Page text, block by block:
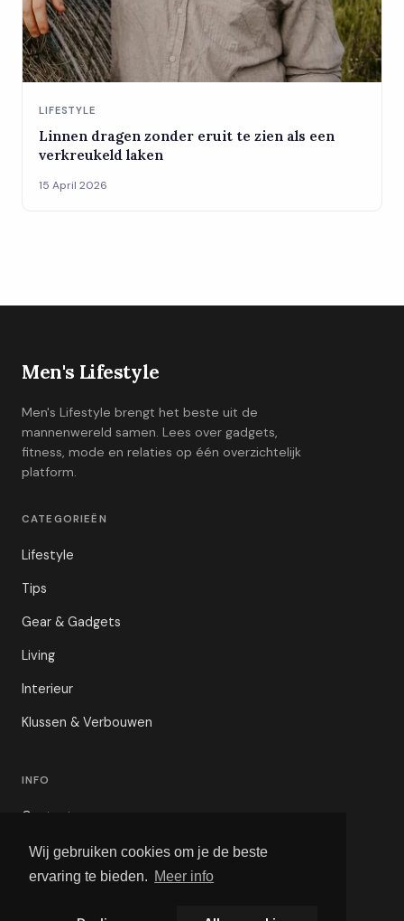
Wij gebruiken cookies om je de beste
ervaring te bieden. Meer info
LIFESTYLE
Linnen dragen zonder eruit te zien als een
verkreukeld laken
15 April 2026
Men's Lifestyle
Men's Lifestyle brengt het beste uit de
mannenwereld samen. Lees over gadgets,
fitness, mode en relaties op één overzichtelijk
platform.
CATEGORIEËN
Lifestyle
Tips
Gear & Gadgets
Living
Interieur
Klussen & Verbouwen
INFO
Contact
Privacybeleid
Voorwaarden